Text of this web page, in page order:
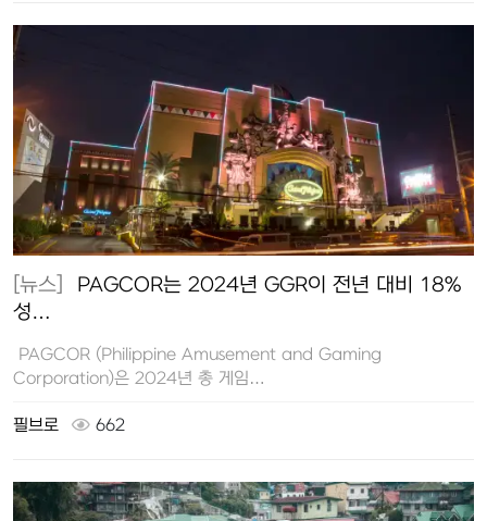
[뉴스]
성…
PAGCOR (Philippine Amusement and Gaming
Corporation)은 2024년 총 게임…
필브로 662